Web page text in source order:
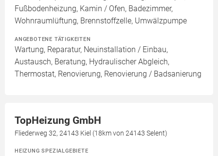
Fußbodenheizung, Kamin / Ofen, Badezimmer,
Wohnraumlüftung, Brennstoffzelle, Umwälzpumpe
ANGEBOTENE TÄTIGKEITEN
Wartung, Reparatur, Neuinstallation / Einbau,
Austausch, Beratung, Hydraulischer Abgleich,
Thermostat, Renovierung, Renovierung / Badsanierung
TopHeizung GmbH
Fliederweg 32, 24143 Kiel (18km von 24143 Selent)
HEIZUNG SPEZIALGEBIETE